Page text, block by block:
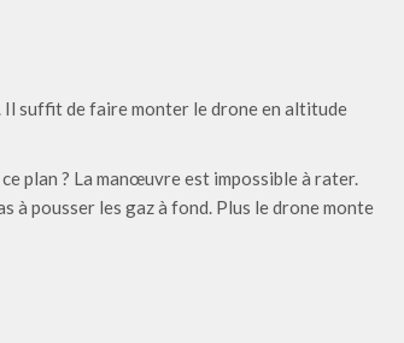
Il suffit de faire monter le drone en altitude
plan ? La manœuvre est impossible à rater.
à pousser les gaz à fond. Plus le drone monte